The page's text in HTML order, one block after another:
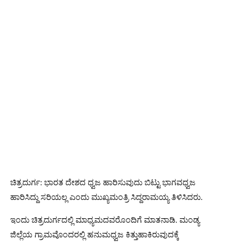
ಚಿತ್ರದುರ್ಗ: ಭಾರತ ದೇಶದ ಧ್ವಜ ಹಾರಿಸುವುದು ಬಿಟ್ಟು ಭಾಗವಧ್ವಜ
ಹಾರಿಸಿದ್ದು ಸರಿಯಲ್ಲ ಎಂದು ಮುಖ್ಯಮಂತ್ರಿ ಸಿದ್ದರಾಮಯ್ಯ ತಿಳಿಸಿದರು.
ಇಂದು ಚಿತ್ರದುರ್ಗದಲ್ಲಿ ಮಾಧ್ಯಮದವರೊಂದಿಗೆ ಮಾತನಾಡಿ. ಮಂಡ್ಯ
ಜಿಲ್ಲೆಯ ಗ್ರಾಮವೊಂದರಲ್ಲಿ ಹನುಮಧ್ವಜ ಕಿತ್ತುಹಾಕಿರುವುದಕ್ಕೆ